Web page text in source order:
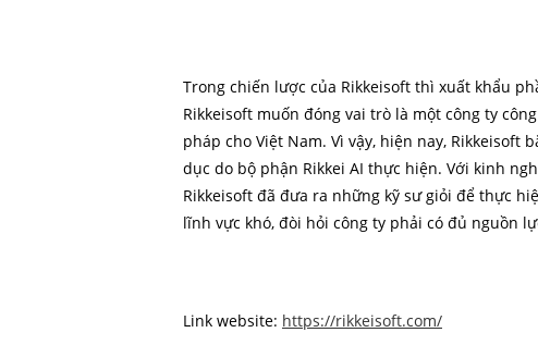
Trong chiến lược của Rikkeisoft thì xuất khẩu
Rikkeisoft muốn đóng vai trò là một công ty
pháp cho Việt Nam. Vì vậy, hiện nay,
dục do bộ phận Rikkei AI thực hiện. Với kinh
Rikkeisoft đã đưa ra những kỹ sư giỏi để thực
lĩnh vực khó, đòi hỏi công ty phải có đủ nguồn
Link website: https://rikkeisoft.com/